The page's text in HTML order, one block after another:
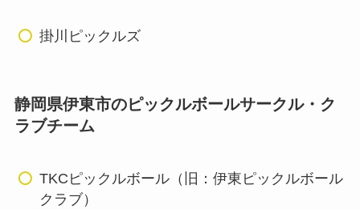
掛川ピックルズ
静岡県伊東市のピックルボールサークル・ク
ラブチーム
TKCピックルボール（旧：伊東ピックルボール
クラブ）